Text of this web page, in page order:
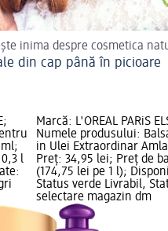
inima despre cosmetica
din cap până în picioare
l
Marcă: L'ORÉAL PARiS
Numele produsului:
in Ulei Extraordinar
Preț: 34,95 lei; Preț de
(174,75 lei pe 1 l);
Status verde Livrabil,
selectare magazin dm